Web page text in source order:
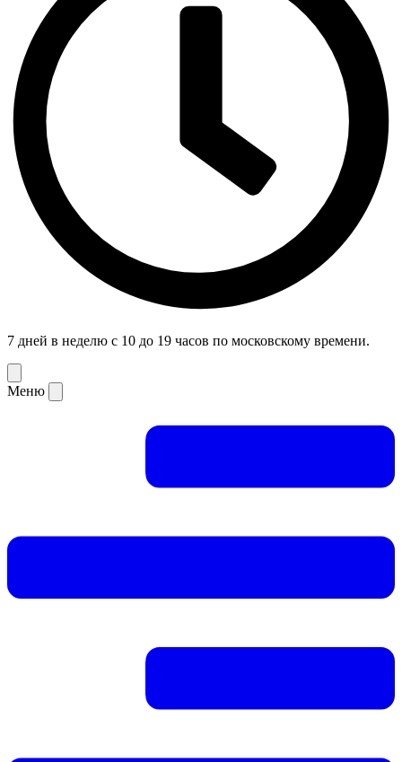
7 дней в неделю с 10 до 19 часов по московскому времени.
Меню